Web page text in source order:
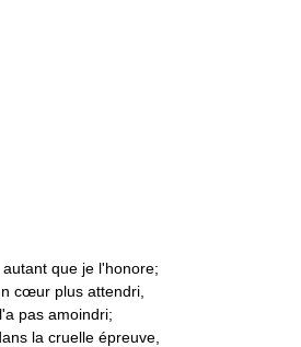
que je l'honore;
cœur plus attendri,
pas amoindri;
la cruelle épreuve,